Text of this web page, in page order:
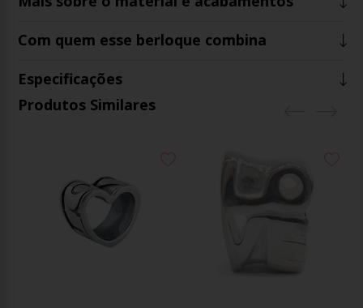
Com quem esse berloque combina
Especificações
Produtos Similares